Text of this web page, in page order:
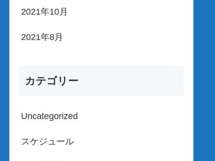
2021年10月
2021年8月
カテゴリー
Uncategorized
スケジュール